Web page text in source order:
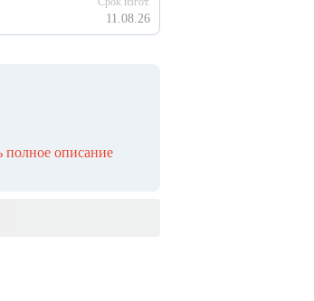
11.08.26
полное описание